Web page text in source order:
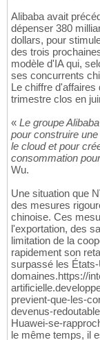
Alibaba avait
dépenser 380
dollars, pour
des trois
modèle d'IA qui,
ses concurrents
Le chiffre d'affaires
trimestre clos en
« Le groupe
pour construire
le cloud et pour
consommation
Wu.
Une situation que
des mesures
chinoise. Ces
l'exportation, des
limitation de la
rapidement son
surpassé les
domaines.https://
previent-que-les-
devenus-
Huawei-se-
le même temps, il